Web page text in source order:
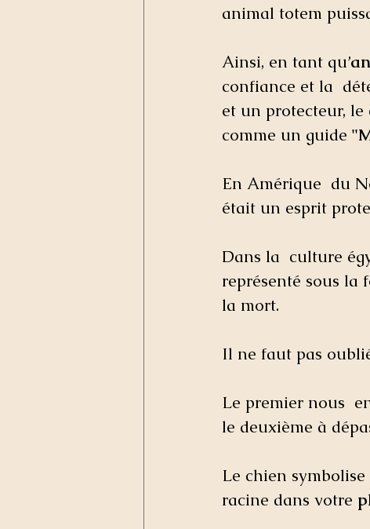
animal totem
Ainsi, en tant qu’
confiance et la
et un protecteur,
comme un guide
En Amérique  du
était un esprit
Dans la  culture
représenté sous la
la mort.
Il ne faut pas
Le premier nous
le deuxième à
Le chien
racine dans votre